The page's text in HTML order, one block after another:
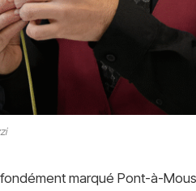
marqué Pont-à-